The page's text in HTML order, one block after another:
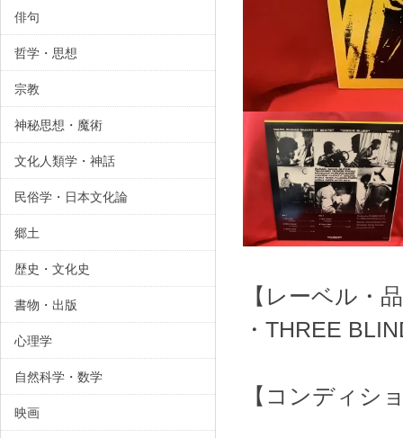
【レーベル・
・THREE
【コンディシ
俳句
哲学・思想
宗教
神秘思想・魔術
文化人類学・神話
民俗学・日本文化論
郷土
歴史・文化史
書物・出版
心理学
自然科学・数学
映画